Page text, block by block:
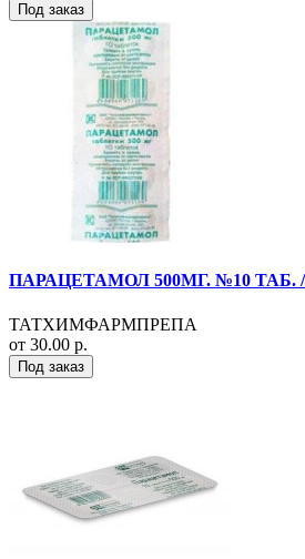
Под заказ
ПАРАЦЕТАМОЛ 500МГ. №10
ТАТХИМФАРМПРЕПА
от 30.00 р.
Под заказ